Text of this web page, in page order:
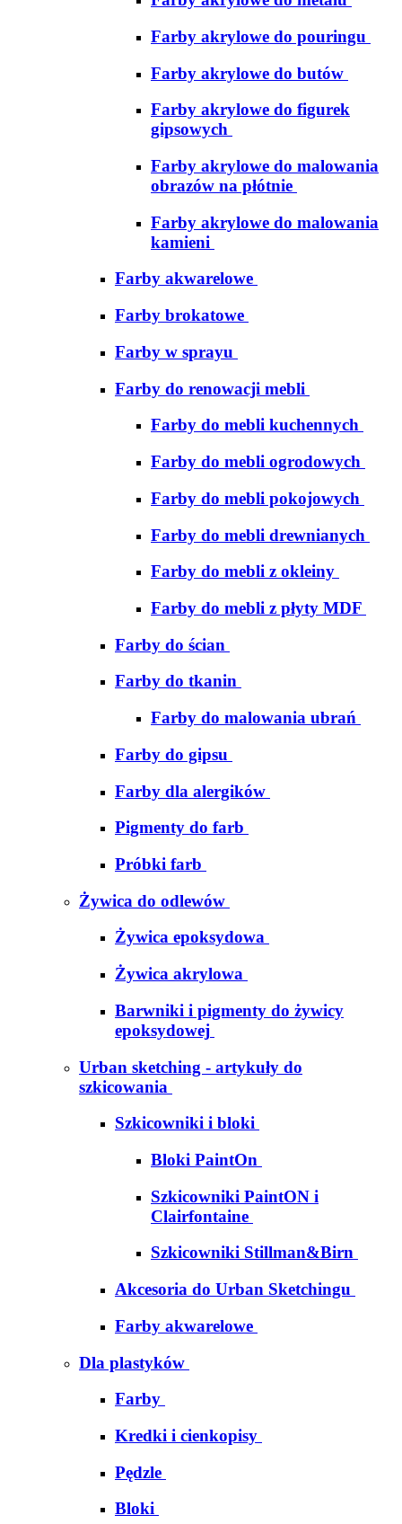
Farby akrylowe do pouringu
Farby akrylowe do butów
Farby akrylowe do figurek
gipsowych
Farby akrylowe do malowania
obrazów na płótnie
Farby akrylowe do malowania
kamieni
Farby akwarelowe
Farby brokatowe
Farby w sprayu
Farby do renowacji mebli
Farby do mebli kuchennych
Farby do mebli ogrodowych
Farby do mebli pokojowych
Farby do mebli drewnianych
Farby do mebli z okleiny
Farby do mebli z płyty MDF
Farby do ścian
Farby do tkanin
Farby do malowania ubrań
Farby do gipsu
Farby dla alergików
Pigmenty do farb
Próbki farb
Żywica do odlewów
Żywica epoksydowa
Żywica akrylowa
Barwniki i pigmenty do żywicy
epoksydowej
Urban sketching - artykuły do
szkicowania
Szkicowniki i bloki
Bloki PaintOn
Szkicowniki PaintON i
Clairfontaine
Szkicowniki Stillman&Birn
Akcesoria do Urban Sketchingu
Farby akwarelowe
Dla plastyków
Farby
Kredki i cienkopisy
Pędzle
Bloki